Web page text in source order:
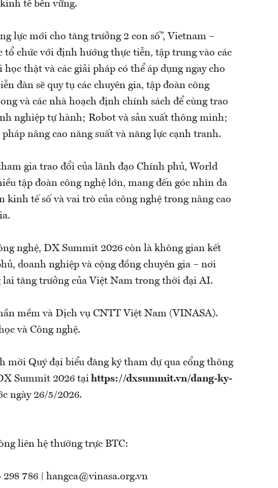
tế bền vững.
lực mới cho tăng trưởng 2 con số”, Vietnam –
tổ chức với định hướng thực tiễn, tập trung vào các
thật và các giải pháp có thể áp dụng ngay cho
đàn sẽ quy tụ các chuyên gia, tập đoàn công
và các nhà hoạch định chính sách để cùng trao
nghiệp tự hành; Robot và sản xuất thông minh;
nâng cao năng suất và năng lực cạnh tranh.
gia trao đổi của lãnh đạo Chính phủ, World
tập đoàn công nghệ lớn, mang đến góc nhìn đa
kinh tế số và vai trò của công nghệ trong nâng cao
nghệ, DX Summit 2026 còn là không gian kết
doanh nghiệp và cộng đồng chuyên gia – nơi
tăng trưởng của Việt Nam trong thời đại AI.
mềm và Dịch vụ CNTT Việt Nam (VINASA).
và Công nghệ.
mời Quý đại biểu đăng ký tham dự qua cổng thông
Summit 2026 tại https://dxsummit.vn/dang-ky-
ngày 26/5/2026.
liên hệ thường trực BTC:
786 | hangca@vinasa.org.vn